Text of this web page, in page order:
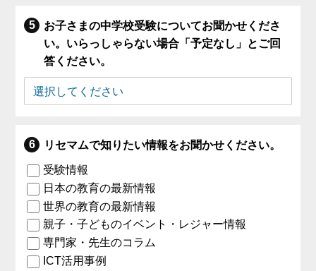
お子さまの中学校受験についてお聞かせくださ
い。いらっしゃらない場合「予定なし」とご回
答ください。
リセマムで知りたい情報をお聞かせください。
受験情報
日本の教育の最新情報
世界の教育の最新情報
親子・子どものイベント・レジャー情報
専門家・先生のコラム
ICT活用事例